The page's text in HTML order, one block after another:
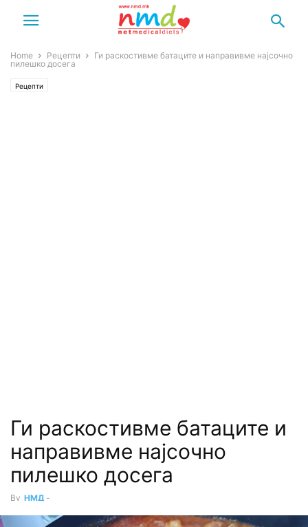
Home Рецепти
Ги раскостивме батаците и направивме најсочно
пилешко досега
Рецепти
Ги раскостивме батаците и
направивме најсочно
пилешко досега
By НМД -